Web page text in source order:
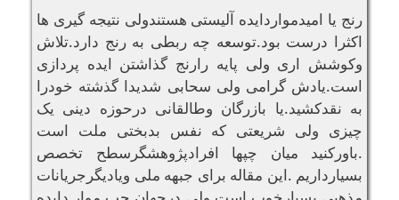
رنج یا امیدمواردایده آلیستی هستندولی نتیجه گیری ها
اکثرا درست بود.توسعه چه ربطی به رنج دارد.تلاش
وکوشش اری ولی پایه رارنج گذاشتن ایده پردازی
است.یادش گرامی ولی سحابی شدیدا گذشته خودرا
به نقدکشید.یا بازرگان وطالقانی درحوزه دینی یک
چیزی ولی شریعتی که نفس بدبختی ملت است
.باورکنید میان چپها افرادپژوهشگرسطح تخصص
بسیارداریم .این مقاله برای جبهه ملی ویادیگرجریانات